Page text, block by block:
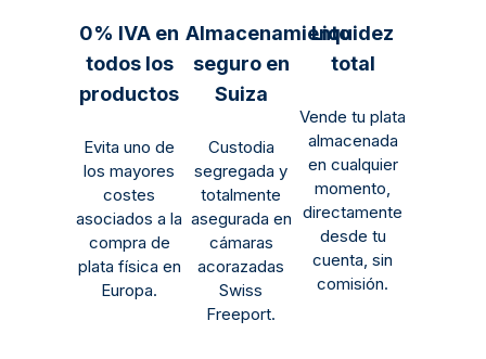
0% IVA en
todos los
productos
Evita uno de
los mayores
costes
asociados a la
compra de
plata física en
Europa.
Almacenamiento
seguro en
Suiza
Custodia
segregada y
totalmente
asegurada en
cámaras
acorazadas
Swiss
Freeport.
Liquidez
total
Vende tu plata
almacenada
en cualquier
momento,
directamente
desde tu
cuenta, sin
comisión.